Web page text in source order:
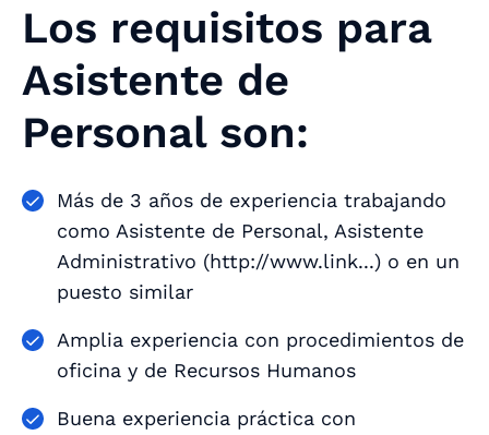
Los requisitos para
Asistente de
Personal son:
Más de 3 años de experiencia trabajando
como Asistente de Personal, Asistente
Administrativo (http://www.link...) o en un
puesto similar
Amplia experiencia con procedimientos de
oficina y de Recursos Humanos
Buena experiencia práctica con